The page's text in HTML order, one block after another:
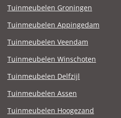
Tuinmeubelen Groningen
Tuinmeubelen Appingedam
Tuinmeubelen Veendam
Tuinmeubelen Winschoten
Tuinmeubelen Delfzijl
Tuinmeubelen Assen
Tuinmeubelen Hoogezand